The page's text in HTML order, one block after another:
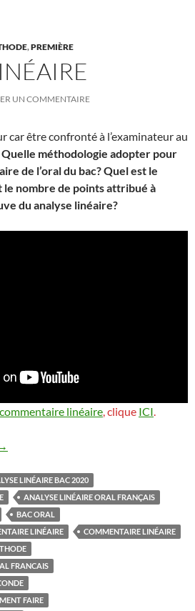
,PREMIÈRE
UN COMMENTAIRE
car être confronté à l’examinateur au
Quelle méthodologie adopter pour
de l’oral du bac? Quel est le
le nombre de points attribué à
du analyse linéaire?
linéaire , clique ICI
Analyse linéaire
LINÉAIRE BAC 2020
ANALYSE LINÉAIRE ORAL FRANÇAIS
BAC ORAL
LINÉAIRE
COMMENTAIRE LINÉAIRE
FRANCAIS
FAIRE